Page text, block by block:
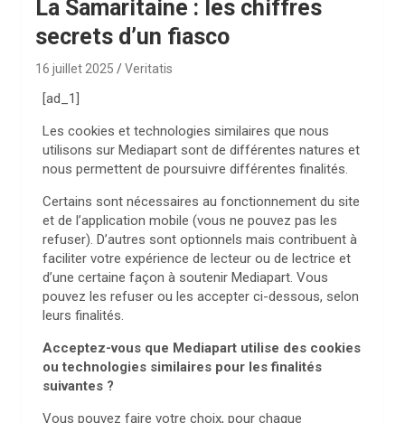
La Samaritaine : les chiffres
secrets d’un fiasco
16 juillet 2025 Veritatis
[ad_1]
Les cookies et technologies similaires que nous
utilisons sur Mediapart sont de différentes natures et
nous permettent de poursuivre différentes finalités.
Certains sont nécessaires au fonctionnement du site
et de l’application mobile (vous ne pouvez pas les
refuser). D’autres sont optionnels mais contribuent à
faciliter votre expérience de lecteur ou de lectrice et
d’une certaine façon à soutenir Mediapart. Vous
pouvez les refuser ou les accepter ci-dessous, selon
leurs finalités.
Acceptez-vous que Mediapart utilise des cookies
ou technologies similaires pour les finalités
suivantes ?
Vous pouvez faire votre choix, pour chaque